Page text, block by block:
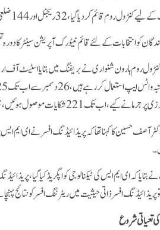
32 ریجنل اور 144 ضلعی مانیٹرنگ ٹیمیں شکایات کے ازالے لیے کام کررہی ہیں۔
کو انتخابات کےلئے قائم نیٹورک آپریشن سینٹر کا
روم ہارون شنواری نے بریفنگ میں بتایا اسٹیٹ
موصول ہوئیں، جن میں سے 198 شکایات کو حل کرلیا گیا ہے۔
آصف حسین کا کہنا تھا کہ پریذائیڈنگ افسر نے ای ایم
کہ ای ایم ایس کی ٹیکنالوجی کو اپگریڈ کیا گیا،
پریذائیڈنگ افسر ذاتی حیثیت میں ریٹرننگ افسر کو نتائج
تعیاتی شروع